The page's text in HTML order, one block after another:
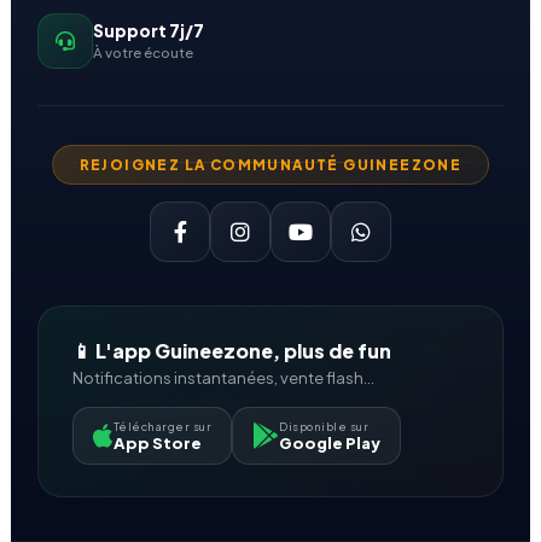
Support 7j/7
À votre écoute
REJOIGNEZ LA COMMUNAUTÉ GUINEEZONE
📱 L'app Guineezone, plus de fun
Notifications instantanées, vente flash...
Télécharger sur
App Store
Disponible sur
Google Play